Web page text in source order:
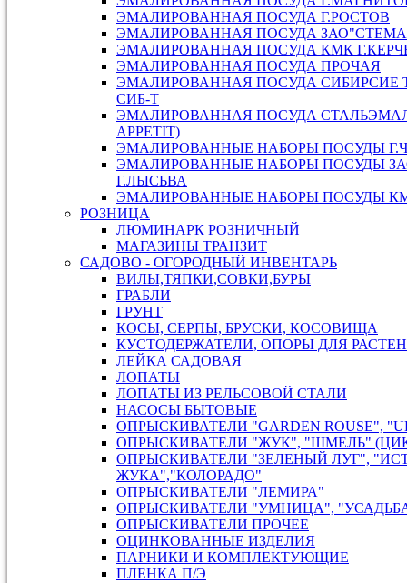
ЭМАЛИРОВАННАЯ ПОСУДА Г.РОСТОВ
ЭМАЛИРОВАННАЯ ПОСУДА
ЭМАЛИРОВАННАЯ ПОСУДА КМК
ЭМАЛИРОВАННАЯ ПОСУДА ПРОЧАЯ
ЭМАЛИРОВАННАЯ ПОСУДА СИБИРСИЕ
СИБ-Т
ЭМАЛИРОВАННАЯ ПОСУДА
APPETIT)
ЭМАЛИРОВАННЫЕ НАБОРЫ ПОСУДЫ
ЭМАЛИРОВАННЫЕ НАБОРЫ ПОСУДЫ
Г.ЛЫСЬВА
ЭМАЛИРОВАННЫЕ НАБОРЫ ПОСУДЫ
РОЗНИЦА
ЛЮМИНАРК РОЗНИЧНЫЙ
МАГАЗИНЫ ТРАНЗИТ
САДОВО - ОГОРОДНЫЙ ИНВЕНТАРЬ
ВИЛЫ,ТЯПКИ,СОВКИ,БУРЫ
ГРАБЛИ
ГРУНТ
КОСЫ, СЕРПЫ, БРУСКИ, КОСОВИЩА
КУСТОДЕРЖАТЕЛИ, ОПОРЫ ДЛЯ
ЛЕЙКА САДОВАЯ
ЛОПАТЫ
ЛОПАТЫ ИЗ РЕЛЬСОВОЙ СТАЛИ
НАСОСЫ БЫТОВЫЕ
ОПРЫСКИВАТЕЛИ "GARDEN ROUSE",
ОПРЫСКИВАТЕЛИ "ЖУК", "ШМЕЛЬ"
ОПРЫСКИВАТЕЛИ "ЗЕЛЕНЫЙ ЛУГ",
ЖУКА","КОЛОРАДО"
ОПРЫСКИВАТЕЛИ "ЛЕМИРА"
ОПРЫСКИВАТЕЛИ "УМНИЦА",
ОПРЫСКИВАТЕЛИ ПРОЧЕЕ
ОЦИНКОВАННЫЕ ИЗДЕЛИЯ
ПАРНИКИ И КОМПЛЕКТУЮЩИЕ
ПЛЕНКА П/Э